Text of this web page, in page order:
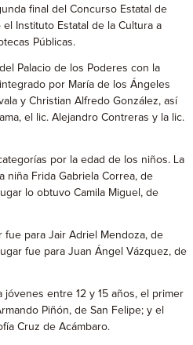
final del Concurso Estatal de
Instituto Estatal de la Cultura a
Públicas.
Palacio de los Poderes con la
por María de los Ángeles
y Christian Alfredo González, así
el lic. Alejandro Contreras y la lic.
por la edad de los niños. La
niña Frida Gabriela Correa, de
lo obtuvo Camila Miguel, de
fue para Jair Adriel Mendoza, de
fue para Juan Ángel Vázquez, de
jóvenes entre 12 y 15 años, el primer
Piñón, de San Felipe; y el
Cruz de Acámbaro.